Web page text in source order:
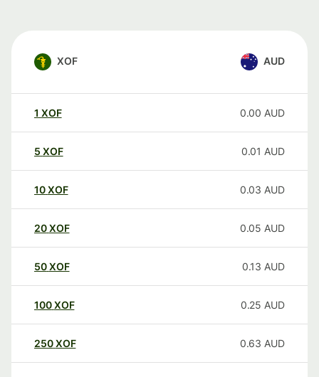
XOF AUD
1 XOF 0.00 AUD
5 XOF 0.01 AUD
10XOF 0.03 AUD
20XOF 0.05 AUD
50XOF 0.13 AUD
100XOF 0.25 AUD
250XOF 0.63 AUD